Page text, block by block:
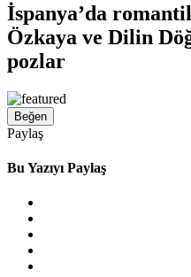
İspanya’da
Özkaya ve Dilin
pozlar
Beğen
Paylaş
Bu Yazıyı Paylaş